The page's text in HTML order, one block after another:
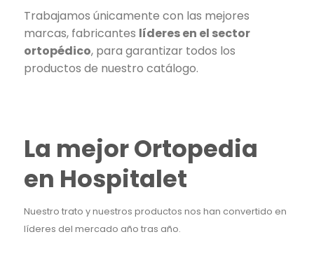
Trabajamos únicamente con las mejores
marcas, fabricantes líderes en el sector
ortopédico, para garantizar todos los
productos de nuestro catálogo.
La mejor Ortopedia
en Hospitalet
Nuestro trato y nuestros productos nos han convertido en
líderes del mercado año tras año.